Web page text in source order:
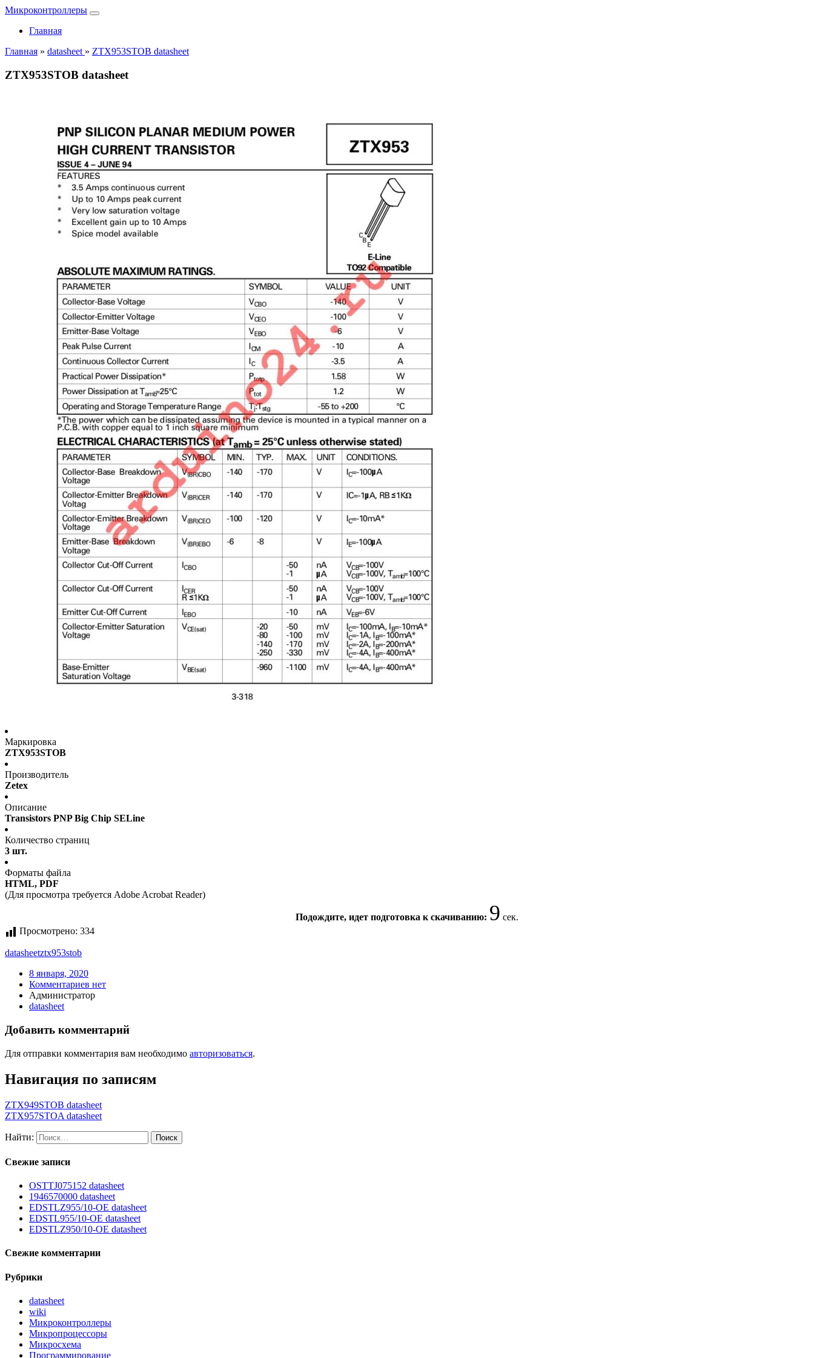
Микроконтроллеры
Главная
Главная » datasheet » ZTX953STOB datasheet
ZTX953STOB datasheet
Маркировка
ZTX953STOB
Производитель
Zetex
Описание
Transistors PNP Big Chip SELine
Количество страниц
3 шт.
Форматы файла
HTML, PDF
(Для просмотра требуется Adobe Acrobat Reader)
Подождите, идет подготовка к скачиванию: 9 сек.
Просмотрено: 334
datasheetztx953stob
8 января, 2020
Комментариев нет
Администратор
datasheet
Добавить комментарий
Для отправки комментария вам необходимо авторизоваться.
Навигация по записям
ZTX949STOB datasheet
ZTX957STOA datasheet
Найти:
Свежие записи
OSTTJ075152 datasheet
1946570000 datasheet
EDSTLZ955/10-OE datasheet
EDSTL955/10-OE datasheet
EDSTLZ950/10-OE datasheet
Свежие комментарии
Рубрики
datasheet
wiki
Микроконтроллеры
Микропроцессоры
Микросхема
Программирование